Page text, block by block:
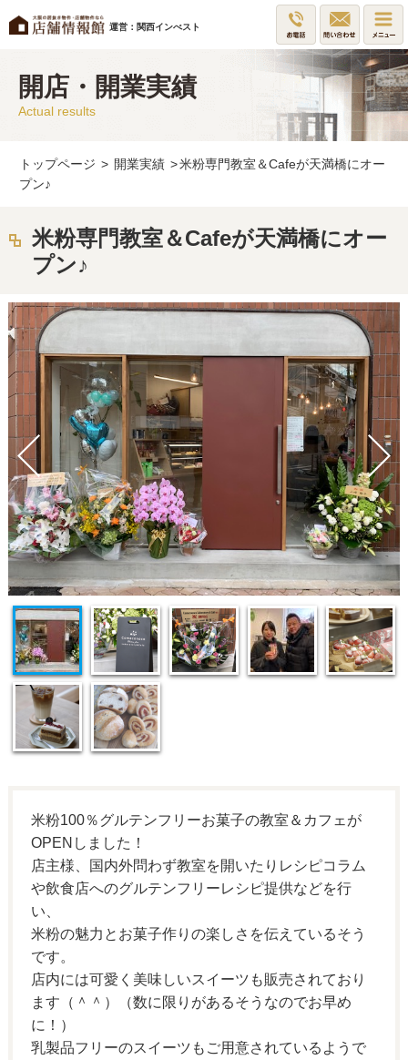
運営：関西インべスト
開店・開業実績
Actual results
トップページ > 開業実績 >米粉専門教室＆Cafeが天満橋にオー
プン♪
米粉専門教室＆Cafeが天満橋にオー
プン♪
米粉100％グルテンフリーお菓子の教室＆カフェが
OPENしました！
店主様、国内外問わず教室を開いたりレシピコラム
や飲食店へのグルテンフリーレシピ提供などを行
い、
米粉の魅力とお菓子作りの楽しさを伝えているそう
です。
店内には可愛く美味しいスイーツも販売されており
ます（＾＾）（数に限りがあるそうなのでお早め
に！）
乳製品フリーのスイーツもご用意されているようで